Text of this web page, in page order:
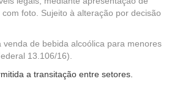
foto. Sujeito à alteração por decisão
venda de bebida alcoólica para menores
13.106/16).
a transitação entre setores.